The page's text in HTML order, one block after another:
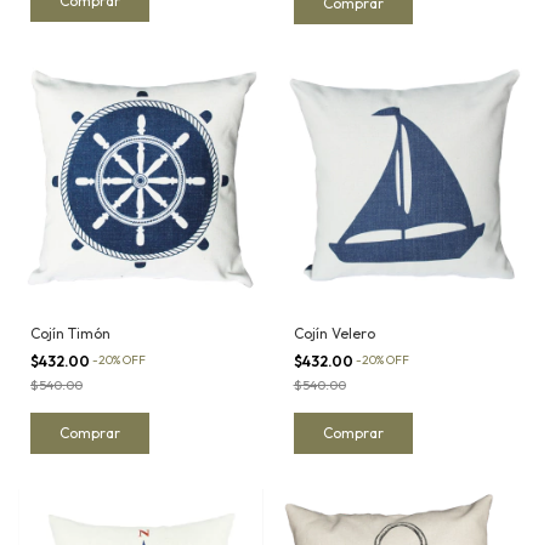
Cojín Timón
$432.00 -20%OFF
$540.00
Cojín Velero
$432.00 -20%OFF
$540.00